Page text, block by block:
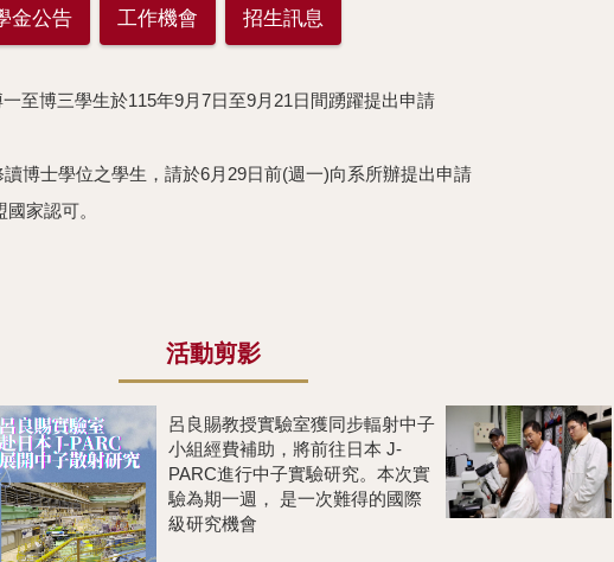
金公告 工作機會 招生訊息
至博三學生於115年9月7日至9月21日間踴躍提出申請
博⼠學位之學⽣，請於6月29日前(週一)向系所辦提出申請
家認可。
活動剪影
呂良賜教授實驗室獲同步輻射中子
小組經費補助，將前往日本 J-
PARC進行中子實驗研究。本次實
驗為期一週， 是一次難得的國際
級研究機會